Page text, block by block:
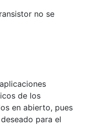
no se
de los
en abierto, pues
para el